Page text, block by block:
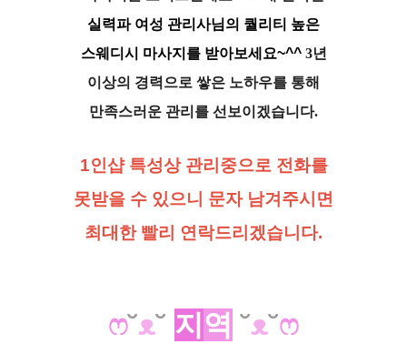
실력파 여성 관리사님의 퀄리티 높은
스웨디시 마사지를 받아보세요~^^ 3년
이상의 경력으로 쌓은 노하우를 통해
만족스러운 관리를 선보이겠습니다.
1인샵 특성상 관리중으로 전화를
못받을 수 있으니 문자 남겨주시면
최대한 빨리 연락드리겠습니다.
ෆ˘ᴥ˘ 지역 ˘ᴥ˘ෆ